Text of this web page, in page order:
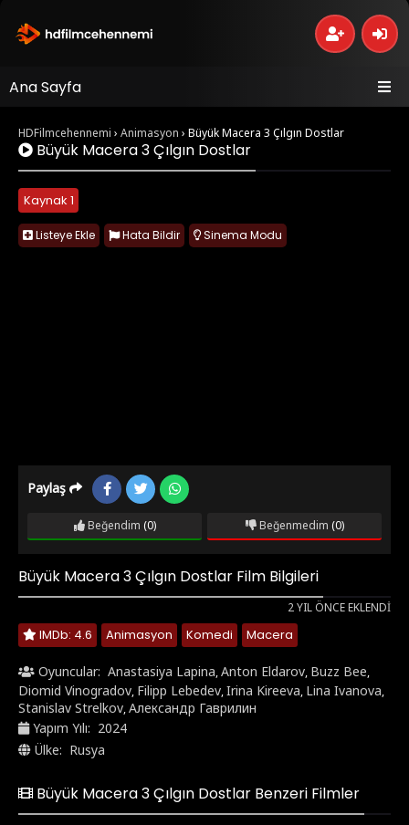
Ana Sayfa
HDFilmcehennemi › Animasyon › Büyük Macera 3 Çılgın Dostlar
Büyük Macera 3 Çılgın Dostlar
Kaynak 1
Listeye Ekle Hata Bildir Sinema Modu
Paylaş
Beğendim (0) Beğenmedim (0)
Büyük Macera 3 Çılgın Dostlar Film Bilgileri
2 YIL ÖNCE EKLENDI
IMDb: 4.6 Animasyon Komedi Macera
Oyuncular: Anastasiya Lapina,Anton Eldarov, Buzz Bee,
Diomid Vinogradov, Filipp Lebedev,Irina Kireeva, Lina Ivanova,
Stanislav Strelkov,Александр Гаврилин
Yapım Yılı: 2024
Ülke: Rusya
Büyük Macera 3 Çılgın Dostlar Benzeri Filmler